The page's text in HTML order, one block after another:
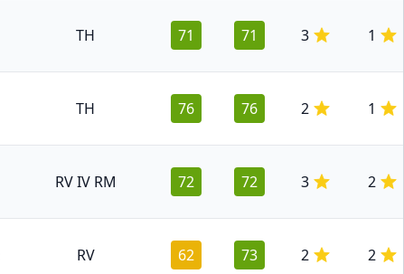
TH 71 71 3 1
TH 76 76 2 1
RV IV RM 72 72 3 2
RV 62 73 2 2